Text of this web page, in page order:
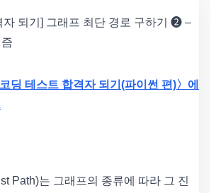
자 되기] 그래프 최단 경로 구하기 ❷ –
딩 테스트 합격자 되기(파이썬 편)〉에
Path)는 그래프의 종류에 따라 그 진